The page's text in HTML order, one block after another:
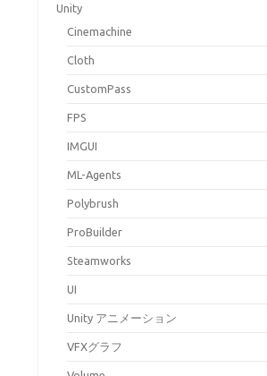
Unity
Cinemachine
Cloth
CustomPass
FPS
IMGUI
ML-Agents
Polybrush
ProBuilder
Steamworks
UI
Unity アニメーション
VFXグラフ